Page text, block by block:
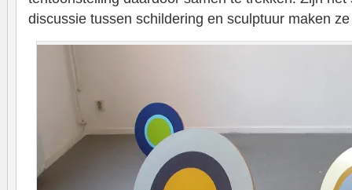
discussie tussen schildering en sculptuur maken